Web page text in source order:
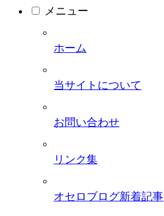
メニュー
ホーム
当サイトについて
お問い合わせ
リンク集
オセロブログ新着記事